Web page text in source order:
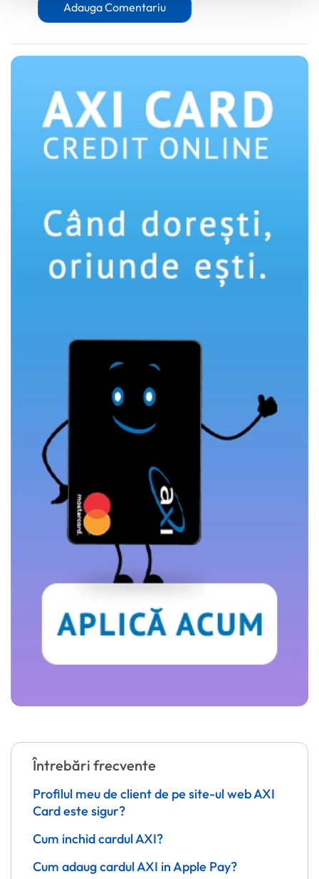
Utilizam cookie-uri pentru a personaliza experienta dvs.
pe website, pentru a analiza traficul pe website, precum
Folosind site-ul fără a modifica setările referitoare la
acestora.
Află mai multe aici.
Adauga Comentariu
Întrebări frecvente
Profilul meu de client de pe site-ul web AXI
Card este sigur?
Cum inchid cardul AXI?
Cum adaug cardul AXI in Apple Pay?